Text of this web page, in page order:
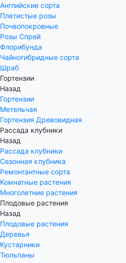
Английские сорта
Плетистые розы
Почвопокровные
Розы Спрей
Флорибунда
Чайногибридные сорта
Шраб
Гортензии
Назад
Гортензии
Метельчая
Гортензия Древовидная
Рассада клубники
Назад
Рассада клубники
Сезонная клубника
Ремонтантные сорта
Комнатные растения
Многолетние растения
Плодовые растения
Назад
Плодовые растения
Деревья
Кустарники
Тюльпаны